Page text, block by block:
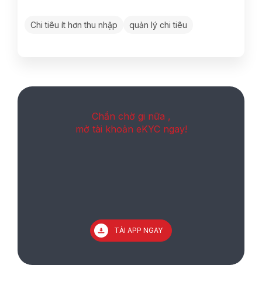
Chi tiêu ít hơn thu nhập quản lý chi tiêu
Chần chờ gi nữa ,
mở tài khoản eKYC ngay!
TẢI APP NGAY